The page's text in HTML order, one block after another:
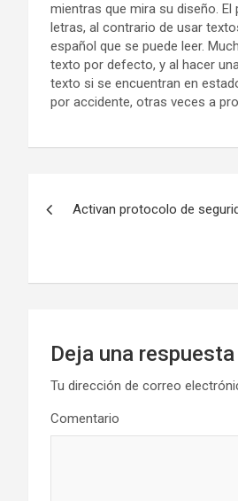
mientras que mira su diseño.
letras, al contrario de usar
español que se puede leer.
texto por defecto, y al hacer
texto si se encuentran en
por accidente, otras veces a
Activan protocolo de
Deja una respuesta
Tu dirección de correo
Comentario